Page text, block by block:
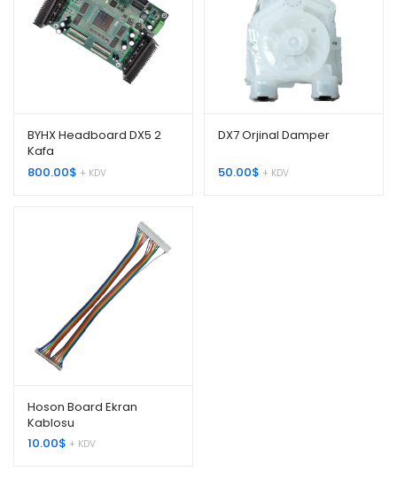
BYHX Headboard DX5 2
Kafa
800.00$ + KDV
DX7 Orjinal Damper
50.00$ + KDV
Hoson Board Ekran
Kablosu
10.00$ + KDV